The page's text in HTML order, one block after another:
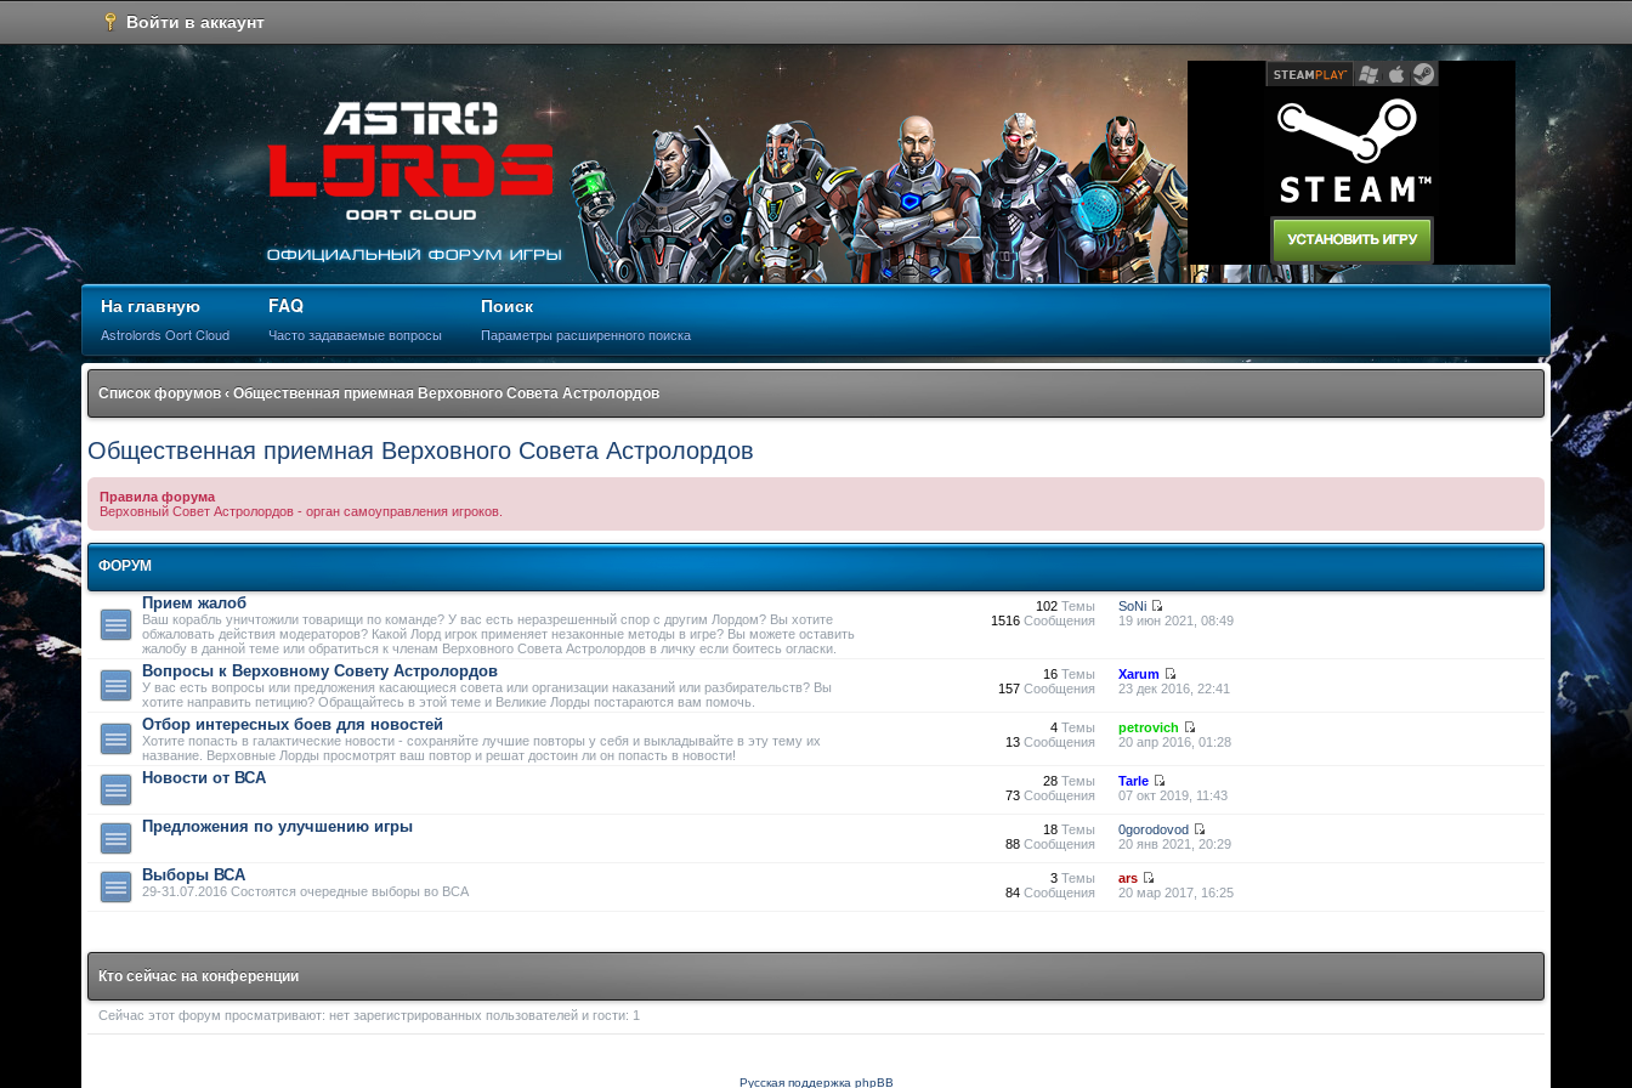
Войти в аккаунт
На главную
Astrolords Oort Cloud
FAQ
Часто задаваемые вопросы
Поиск
Параметры расширенного поиска
Список форумов ‹ Общественная приемная Верховного Совета Астролордов
Общественная приемная Верховного Совета Астролордов
Правила форума
Верховный Совет Астролордов - орган самоуправления игроков.
ФОРУМ
Прием жалоб
Ваш корабль уничтожили товарищи по команде? У вас есть неразрешенный спор с другим Лордом? Вы хотите
обжаловать действия модераторов? Какой Лорд игрок применяет незаконные методы в игре? Вы можете оставить
жалобу в данной теме или обратиться к членам Верховного Совета Астролордов в личку если боитесь огласки.
102Темы
1516Сообщения
SoNi
19 июн 2021, 08:49
Вопросы к Верховному Совету Астролордов
У вас есть вопросы или предложения касающиеся совета или организации наказаний или разбирательств? Вы
хотите направить петицию? Обращайтесь в этой теме и Великие Лорды постараются вам помочь.
16Темы
157Сообщения
Xarum
23 дек 2016, 22:41
Отбор интересных боев для новостей
Хотите попасть в галактические новости - сохраняйте лучшие повторы у себя и выкладывайте в эту тему их
название. Верховные Лорды просмотрят ваш повтор и решат достоин ли он попасть в новости!
4Темы
13Сообщения
petrovich
20 апр 2016, 01:28
Новости от ВСА 28Темы
73Сообщения
Tarle
07 окт 2019, 11:43
Предложения по улучшению игры 18Темы
88Сообщения
0gorodovod
20 янв 2021, 20:29
Выборы ВСА
29-31.07.2016 Состоятся очередные выборы во ВСА
3Темы
84Сообщения
ars
20 мар 2017, 16:25
Кто сейчас на конференции
Сейчас этот форум просматривают: нет зарегистрированных пользователей и гости: 1
Русская поддержка phpBB